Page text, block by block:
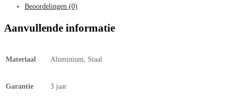
Beoordelingen (0)
Aanvullende informatie
Materiaal Aluminium, Staal
Garantie 3 jaar